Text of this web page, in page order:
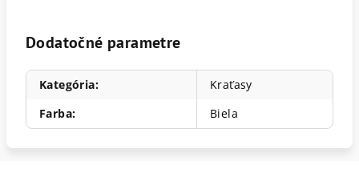
Dodatočné parametre
Kategória:
Kraťasy
Farba: Biela